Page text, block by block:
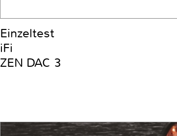
Einzeltest
iFi
ZEN DAC 3